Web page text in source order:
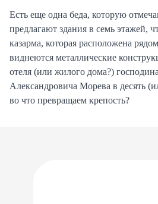
Есть еще одна беда, которую
предлагают здания в семь этажей,
казарма, которая расположена
виднеются металлические
отеля (или жилого дома?)
Александровича Морева в десять
во что превращаем крепость?